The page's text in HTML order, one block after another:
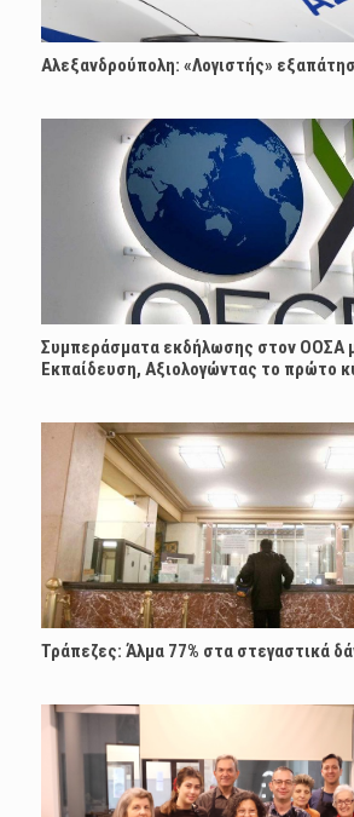
Αλεξανδρούπολη: «Λογιστής»
Συμπεράσματα εκδήλωσης στον ΟΟΣΑ
Εκπαίδευση, Αξιολογώντας το πρώτο
Τράπεζες: Άλμα 77% στα στεγαστικά